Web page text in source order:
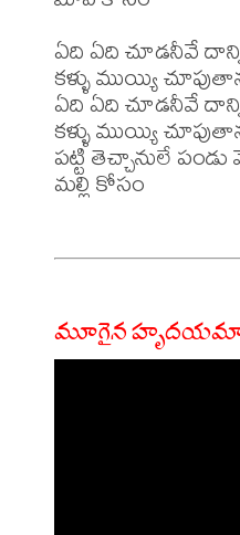
ఏది ఏది చూడనీవే
కళ్ళు ముయ్యి
ఏది ఏది చూడనీవే
కళ్ళు ముయ్యి
పట్టి తెచ్చానులే
మల్లి కోసం
మూగైన